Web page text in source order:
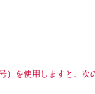
）を使用しますと、次